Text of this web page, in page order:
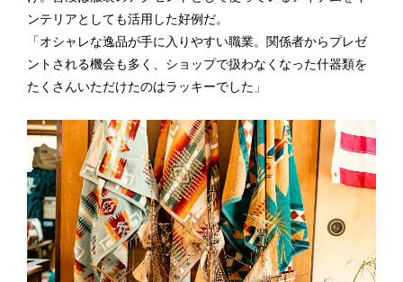
ンテリアとしても活用した好例だ。
「オシャレな逸品が手に入りやすい職業。関係者からプレゼ
ントされる機会も多く、ショップで扱わなくなった什器類を
たくさんいただけたのはラッキーでした」